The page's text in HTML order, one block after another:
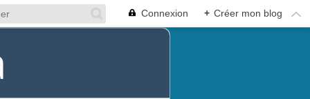
Connexion + Créer mon blog